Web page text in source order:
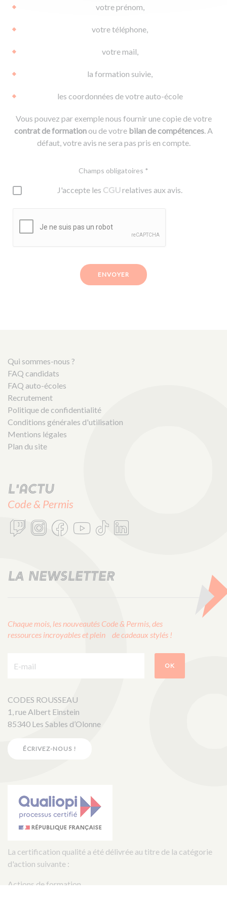
votre prénom,
votre téléphone,
votre mail,
la formation suivie,
les coordonnées de votre auto-école
Vous pouvez par exemple nous fournir une copie de votre
contrat de formationou de votre bilan de compétences. A
défaut, votre avis ne sera pas pris en compte.
Champs obligatoires *
J'accepte les CGUrelatives aux avis.
ENVOYER
Qui sommes-nous ?
FAQ candidats
FAQ auto-écoles
Recrutement
Politique de confidentialité
Conditions générales d'utilisation
Mentions légales
Plan du site
L'actu
Code & Permis
LA NEWSLETTER
Chaque mois, les nouveautés Code & Permis, des
ressources incroyables et plein de cadeaux stylés !
OK
CODES ROUSSEAU
1, rue Albert Einstein
85340 Les Sables d’Olonne
ÉCRIVEZ-NOUS !
La certification qualité a été délivrée au titre de la catégorie
d'action suivante :
Actions de formation